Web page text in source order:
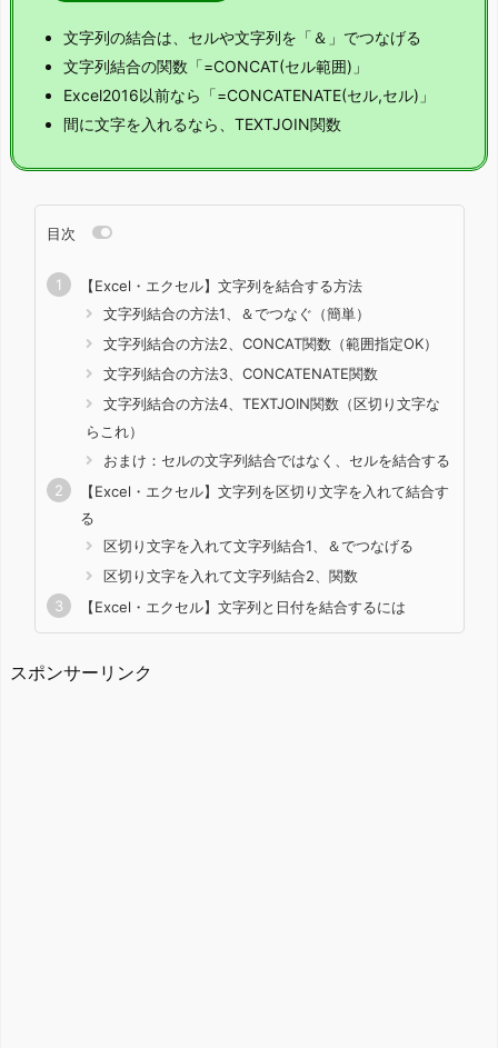
文字列の結合は、セルや文字列を「＆」でつなげる
文字列結合の関数「=CONCAT(セル範囲)」
Excel2016以前なら「=CONCATENATE(セル,セル)」
間に文字を入れるなら、TEXTJOIN関数
目次
【Excel・エクセル】文字列を結合する方法
文字列結合の方法1、＆でつなぐ（簡単）
文字列結合の方法2、CONCAT関数（範囲指定OK）
文字列結合の方法3、CONCATENATE関数
文字列結合の方法4、TEXTJOIN関数（区切り文字な
らこれ）
おまけ：セルの文字列結合ではなく、セルを結合する
【Excel・エクセル】文字列を区切り文字を入れて結合す
る
区切り文字を入れて文字列結合1、＆でつなげる
区切り文字を入れて文字列結合2、関数
【Excel・エクセル】文字列と日付を結合するには
スポンサーリンク